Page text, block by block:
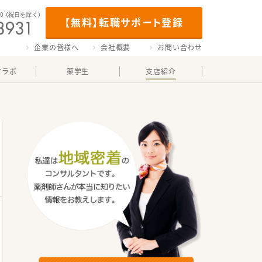
【無料】転職サポート登録
（祝日を除く）
企業の皆様へ 会社概要 お問い合わせ
ボ 薬学生 支店紹介